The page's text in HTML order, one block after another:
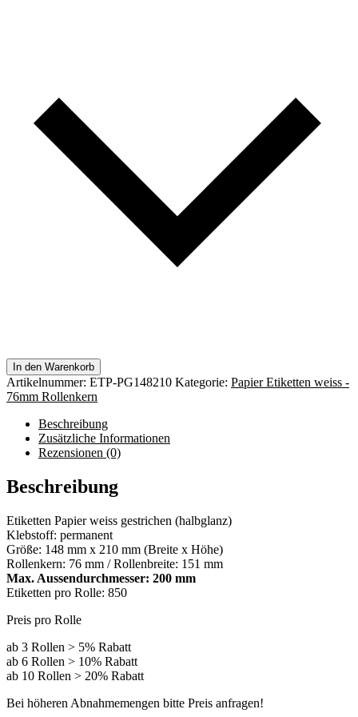
In den Warenkorb
Artikelnummer: ETP-PG148210 Kategorie: Papier Etiketten weiss -
76mm Rollenkern
Beschreibung
Zusätzliche Informationen
Rezensionen (0)
Beschreibung
Etiketten Papier weiss gestrichen (halbglanz)
Klebstoff: permanent
Größe: 148 mm x 210 mm (Breite x Höhe)
Rollenkern: 76 mm / Rollenbreite: 151 mm
Max. Aussendurchmesser: 200 mm
Etiketten pro Rolle: 850
Preis pro Rolle
ab 3 Rollen > 5% Rabatt
ab 6 Rollen > 10% Rabatt
ab 10 Rollen > 20% Rabatt
Bei höheren Abnahmemengen bitte Preis anfragen!